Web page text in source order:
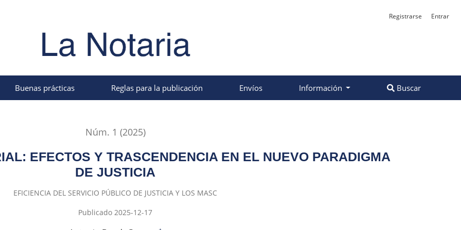
de justicia
Buenas prácticas Reglas para la publicación Envíos Información Buscar
Registrarse Entrar
Núm. 1 (2025)
EFECTOS Y TRASCENDENCIA EN EL NUEVO PARADIGMA
DE JUSTICIA
EFICIENCIA DEL SERVICIO PÚBLICO DE JUSTICIA Y LOS MASC
Publicado 2025-12-17